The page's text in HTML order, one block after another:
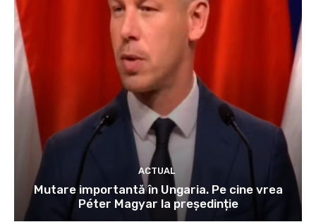
ACTUAL
Mutare importantă în Ungaria. Pe cine vrea
Péter Magyar la președinție